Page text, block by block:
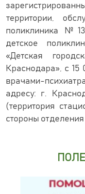
территории,
поликлиника
детское
«Детская
Краснодара», с 15
врачами-
адресу: г.
(территория
стороны